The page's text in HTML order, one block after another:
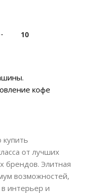
10
кофе
от лучших
брендов. Элитная
возможностей,
в интерьер и